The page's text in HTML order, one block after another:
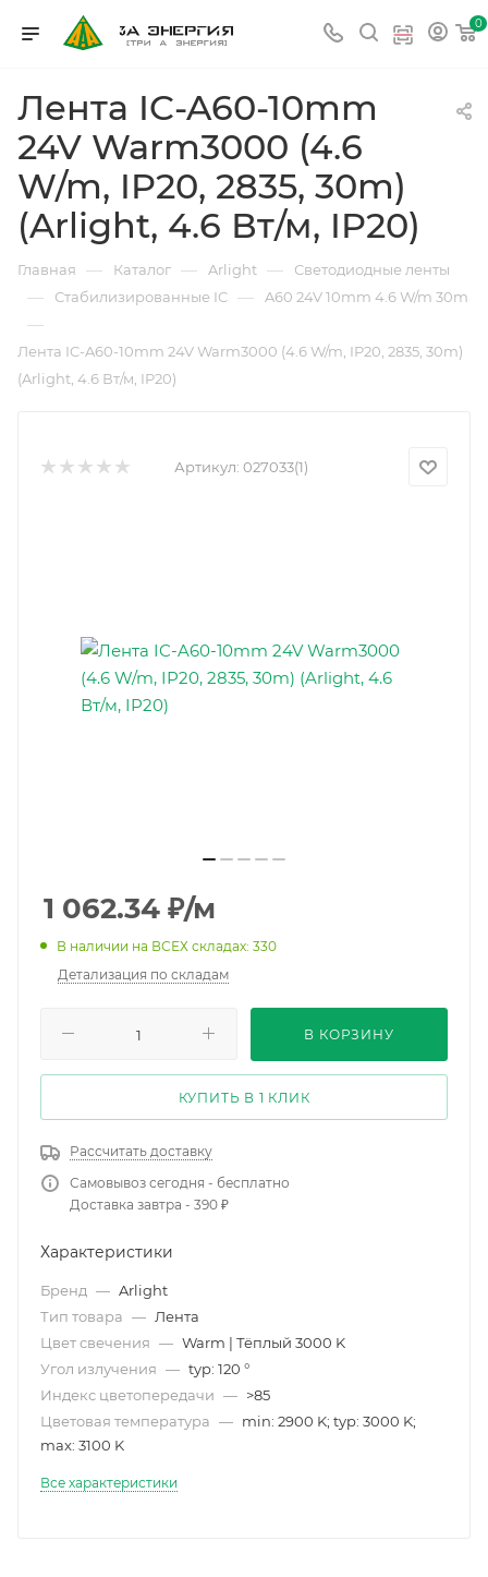
0
Лента IC-A60-10mm
24V Warm3000 (4.6
W/m, IP20, 2835, 30m)
(Arlight, 4.6 Вт/м, IP20)
Главная — Каталог — Arlight — Светодиодные ленты
— Стабилизированные IC — A60 24V 10mm 4.6 W/m 30m
—
Лента IC-A60-10mm 24V Warm3000 (4.6 W/m, IP20, 2835, 30m)
(Arlight, 4.6 Вт/м, IP20)
Артикул: 027033(1)
1 062.34 ₽/м
В наличии на ВСЕХ складах: 330
Детализация по складам
В КОРЗИНУ
КУПИТЬ В 1 КЛИК
Рассчитать доставку
Самовывоз сегодня - бесплатно
Доставка завтра - 390 ₽
Характеристики
Бренд — Arlight
Тип товара — Лента
Цвет свечения — Warm | Тёплый 3000 K
Угол излучения — typ: 120 °
Индекс цветопередачи — >85
Цветовая температура — min: 2900 K; typ: 3000 K;
max: 3100 K
Все характеристики